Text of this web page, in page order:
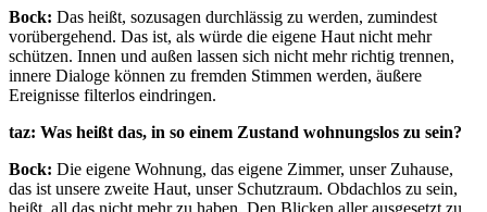
Bock: Das heißt, sozusagen durchlässig zu werden, zumindest
vorübergehend. Das ist, als würde die eigene Haut nicht mehr
schützen. Innen und außen lassen sich nicht mehr richtig trennen,
innere Dialoge können zu fremden Stimmen werden, äußere
Ereignisse filterlos eindringen.
taz: Was heißt das, in so einem Zustand wohnungslos zu sein?
Bock: Die eigene Wohnung, das eigene Zimmer, unser Zuhause,
das ist unsere zweite Haut, unser Schutzraum. Obdachlos zu sein,
heißt, all das nicht mehr zu haben. Den Blicken aller ausgesetzt zu